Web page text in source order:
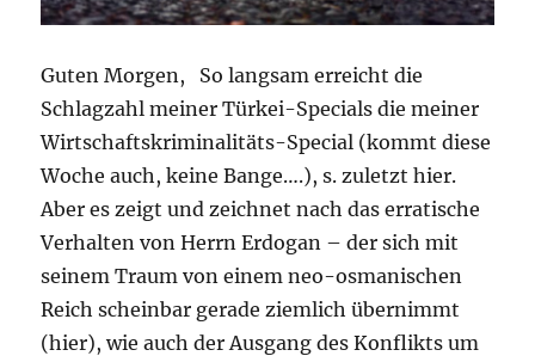
Guten Morgen, So langsam erreicht die
Schlagzahl meiner Türkei-Specials die meiner
Wirtschaftskriminalitäts-Special (kommt diese
Woche auch, keine Bange….), s. zuletzt hier.
Aber es zeigt und zeichnet nach das erratische
Verhalten von Herrn Erdogan – der sich mit
seinem Traum von einem neo-osmanischen
Reich scheinbar gerade ziemlich übernimmt
(hier), wie auch der Ausgang des Konflikts um